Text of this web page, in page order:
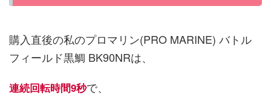
​​​​購入直後の私のプロマリン(PRO MARINE) バトル
フィールド黒鯛 BK90NRは、
連続回転時間9秒で、